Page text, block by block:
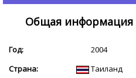
Общая информация
Год:
2004
Страна:
Таиланд